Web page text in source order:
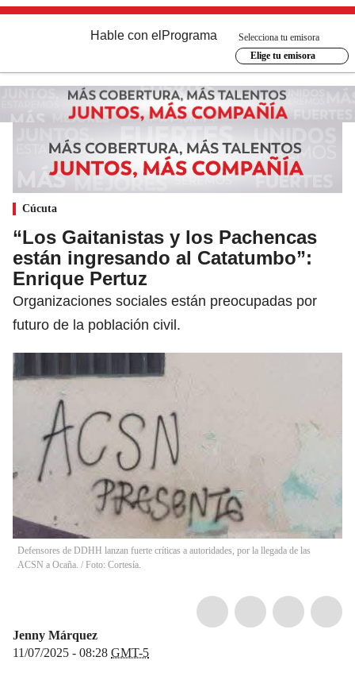
Hable con el Programa
Selecciona tu emisora
Elige tu emisora
Cúcuta
“Los Gaitanistas y los Pachencas
están ingresando al Catatumbo”:
Enrique Pertuz
Organizaciones sociales están preocupadas por
futuro de la población civil.
Defensores de DDHH lanzan fuerte críticas a autoridades, por la llegada de las
ACSN a Ocaña. / Foto: Cortesía.
Jenny Márquez
11/07/2025 - 08:28 GMT-5